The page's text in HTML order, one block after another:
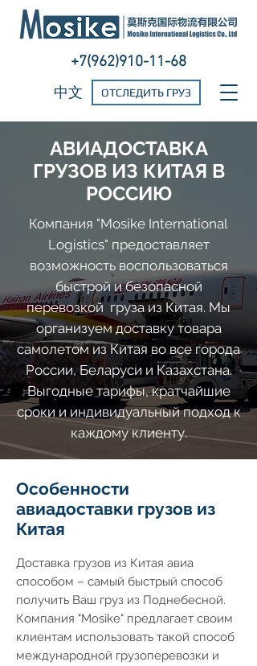
中文 ОТСЛЕДИТЬ ГРУЗ
+7(962)910-11-68
АВИАДОСТАВКА
ГРУЗОВ ИЗ КИТАЯ В
РОССИЮ
Компания "Mosike International
Logistics" предоставляет
возможность воспользоваться
быстрой и безопасной
перевозкой груза из Китая. Мы
организуем доставку товара
самолетом из Китая во все города
России, Беларуси и Казахстана.
Выгодные тарифы, кратчайшие
сроки и индивидуальный подход к
каждому клиенту.
Доставка грузов из Китая авиа
способом – самый быстрый способ
получить Ваш груз из Поднебесной.
Компания "Mosike" предлагает своим
клиентам использовать такой способ
международной грузоперевозки и
Особенности
авиадоставки грузов из
Китая